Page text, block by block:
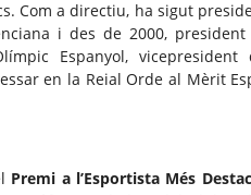
Com a directiu, ha sigut
i des de 2000,
Espanyol, vicepresident
en la Reial Orde al Mèrit
Premi a l’Esportista Més